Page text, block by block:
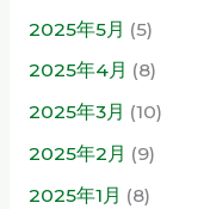
2025年5月 (5)
2025年4月 (8)
2025年3月 (10)
2025年2月 (9)
2025年1月 (8)